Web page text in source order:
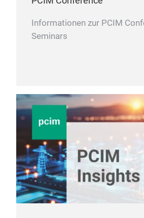
Informationen zur PCIM
Seminars